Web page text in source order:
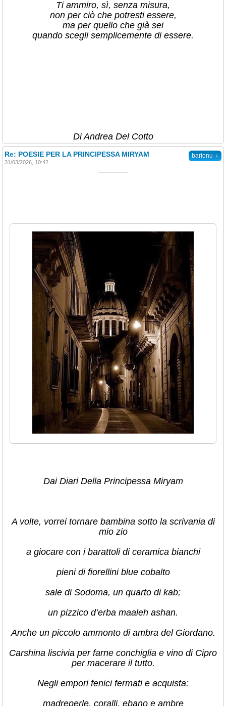
Ti ammiro, sì, senza misura,
non per ciò che potresti essere,
ma per quello che già sei
quando scegli semplicemente di essere.
Di Andrea Del Cotto
barionu ↓
Re: POESIE PER LA PRINCIPESSA MIRYAM
31/03/2026, 10:42
---------------
Dai Diari Della Principessa Miryam
A volte, vorrei tornare bambina sotto la scrivania di
mio zio
a giocare con i barattoli di ceramica bianchi
pieni di fiorellini blue cobalto
sale di Sodoma, un quarto di kab;
un pizzico d’erba maaleh ashan.
Anche un piccolo ammonto di ambra del Giordano.
Carshina liscivia per farne conchiglia e vino di Cipro
per macerare il tutto.
Negli empori fenici fermati e acquista:
madreperle, coralli, ebano e ambre